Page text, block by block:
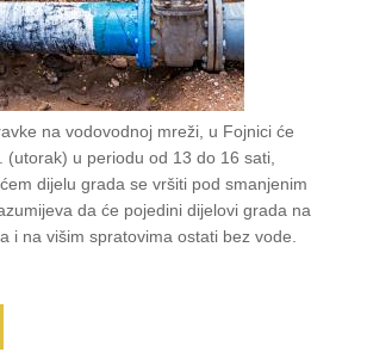
na vodovodnoj mreži, u Fojnici će
(utorak) u periodu od 13 do 16 sati,
dijelu grada se vršiti pod smanjenim
da će pojedini dijelovi grada na
i na višim spratovima ostati bez vode.